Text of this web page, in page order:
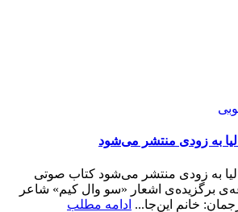
به زودی منتشر می‌شود
به زودی منتشر می‌شود کتاب صوتی
برگزیده‌ی اشعار «سو وال کیم» شاعر
خانم این‌جا... ادامه مطلب